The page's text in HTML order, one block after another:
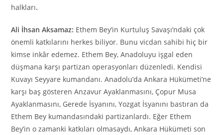
halkları.
Ali İhsan Aksamaz: Ethem Bey’in Kurtuluş Savaşı’ndaki çok
önemli katkılarını herkes biliyor. Bunu vicdan sahibi hiç bir
kimse inkâr edemez. Ethem Bey, Anadoluyu işgal eden
düşmana karşı partizan operasyonları düzenledi. Kendisi
Kuvayı Seyyare kumandanı. Anadolu’da Ankara Hükümeti’ne
karşı baş gösteren Anzavur Ayaklanmasını, Çopur Musa
Ayaklanmasını, Gerede İsyanını, Yozgat İsyanını bastıran da
Ethem Bey kumandasındaki partizanlardı. Eğer Ethem
Bey’in o zamanki katkıları olmasaydı, Ankara Hükümeti son